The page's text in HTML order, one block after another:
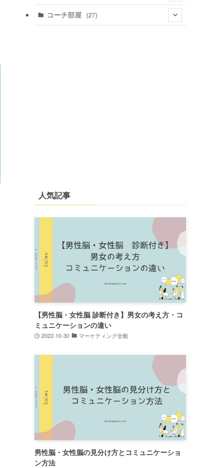
(5)
(4)
コーチ部屋 (27)
人気記事
【男性脳・女性脳 診断付き】男女の考え方・コ
ミュニケーションの違い
2022-10-30 マーケティング全般
男性脳・女性脳の見分け方とコミュニケーショ
ン方法